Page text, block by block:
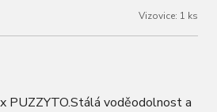
Vizovice: 1 ks
PUZZYTO.Stálá voděodolnost a